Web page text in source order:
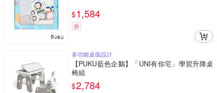
$1,584
券
多功能桌面設計
【PUKU藍色企鵝】「UNI有你宅」學習升降桌
椅組
$2,784